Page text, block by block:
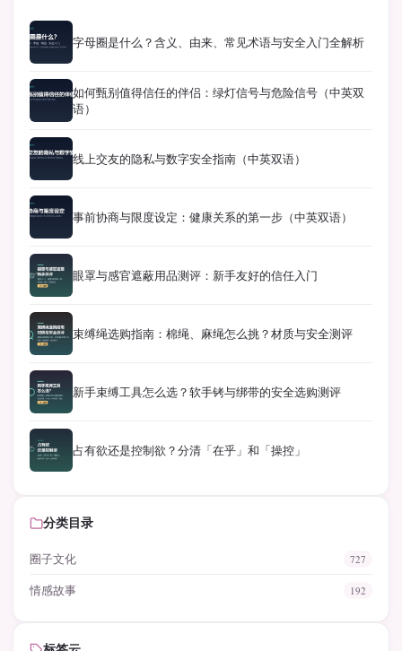
字母圈是什么？含义、由来、常见术语与安全入门全解析
如何甄别值得信任的伴侣：绿灯信号与危险信号（中英双
语）
线上交友的隐私与数字安全指南（中英双语）
事前协商与限度设定：健康关系的第一步（中英双语）
眼罩与感官遮蔽用品测评：新手友好的信任入门
束缚绳选购指南：棉绳、麻绳怎么挑？材质与安全测评
新手束缚工具怎么选？软手铐与绑带的安全选购测评
占有欲还是控制欲？分清「在乎」和「操控」
分类目录
圈子文化 727
情感故事 192